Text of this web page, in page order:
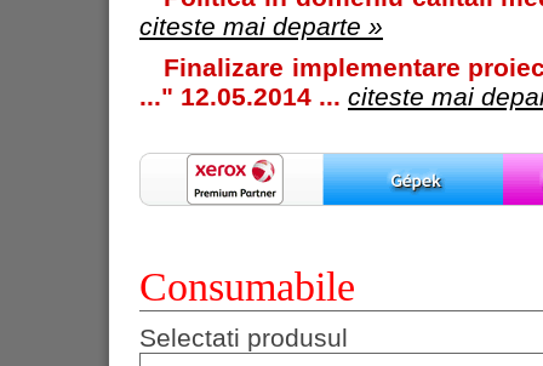
citeste mai departe »
Finalizare implementare
..." 12.05.2014 ... citeste mai
Consumabile
Selectati produsul